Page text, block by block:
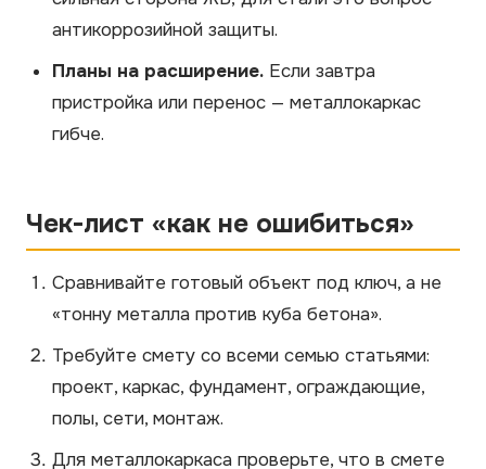
антикоррозийной защиты.
Планы на расширение.Если завтра
пристройка или перенос — металлокаркас
гибче.
Чек-лист «как не ошибиться»
Сравнивайте готовый объект под ключ, а не
«тонну металла против куба бетона».
Требуйте смету со всеми семью статьями:
проект, каркас, фундамент, ограждающие,
полы, сети, монтаж.
Для металлокаркаса проверьте, что в смете